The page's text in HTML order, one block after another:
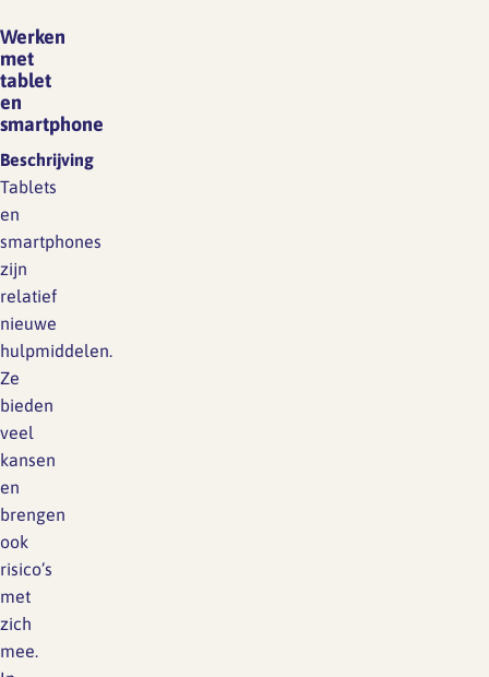
Werken
met
tablet
en
smartphone
Beschrijving
Tablets
en
smartphones
zijn
relatief
nieuwe
hulpmiddelen.
Ze
bieden
veel
kansen
en
brengen
ook
risico’s
met
zich
mee.